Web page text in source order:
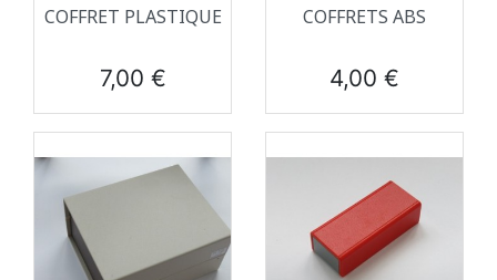
COFFRET PLASTIQUE
Prix
7,00 €
COFFRETS ABS
Prix
4,00 €